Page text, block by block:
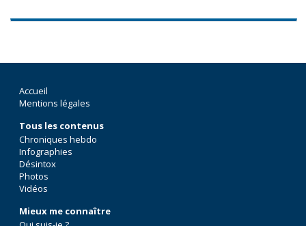
Accueil
Mentions légales
Tous les contenus
Chroniques hebdo
Infographies
Désintox
Photos
Vidéos
Mieux me connaître